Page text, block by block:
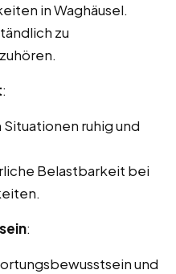
in Waghäusel.
zu
:
ruhig und
Belastbarkeit bei
:
und